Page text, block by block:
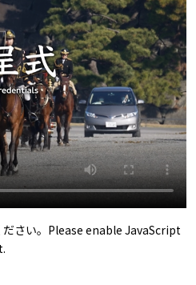
さい。Please enable JavaScript